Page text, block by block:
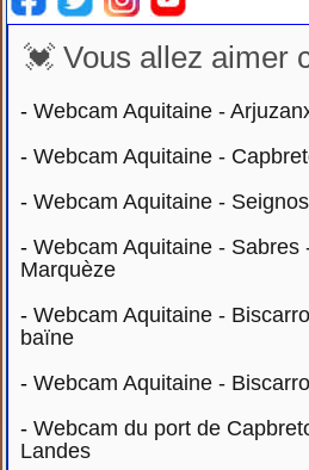
💓 Vous allez aimer
-Webcam Aquitaine -
-Webcam Aquitaine -
-Webcam Aquitaine -
-Webcam Aquitaine - Sabres
Marquèze
-Webcam Aquitaine -
baïne
-Webcam Aquitaine -
-Webcam du port de
Landes